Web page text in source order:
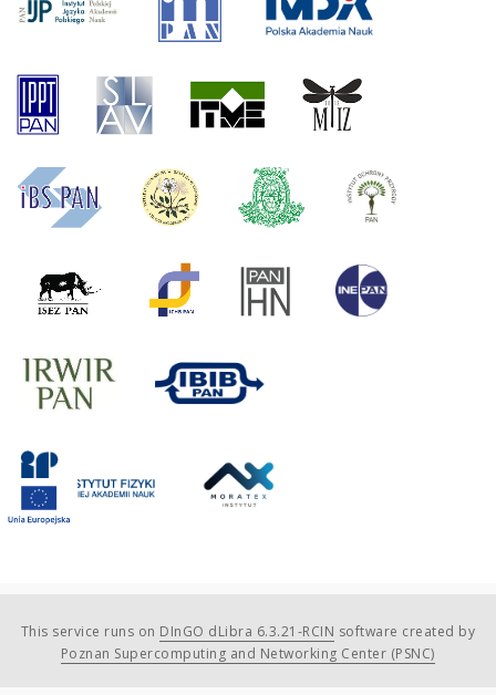
This service runs on DInGO dLibra 6.3.21-RCIN software created by
Poznan Supercomputing and Networking Center (PSNC)